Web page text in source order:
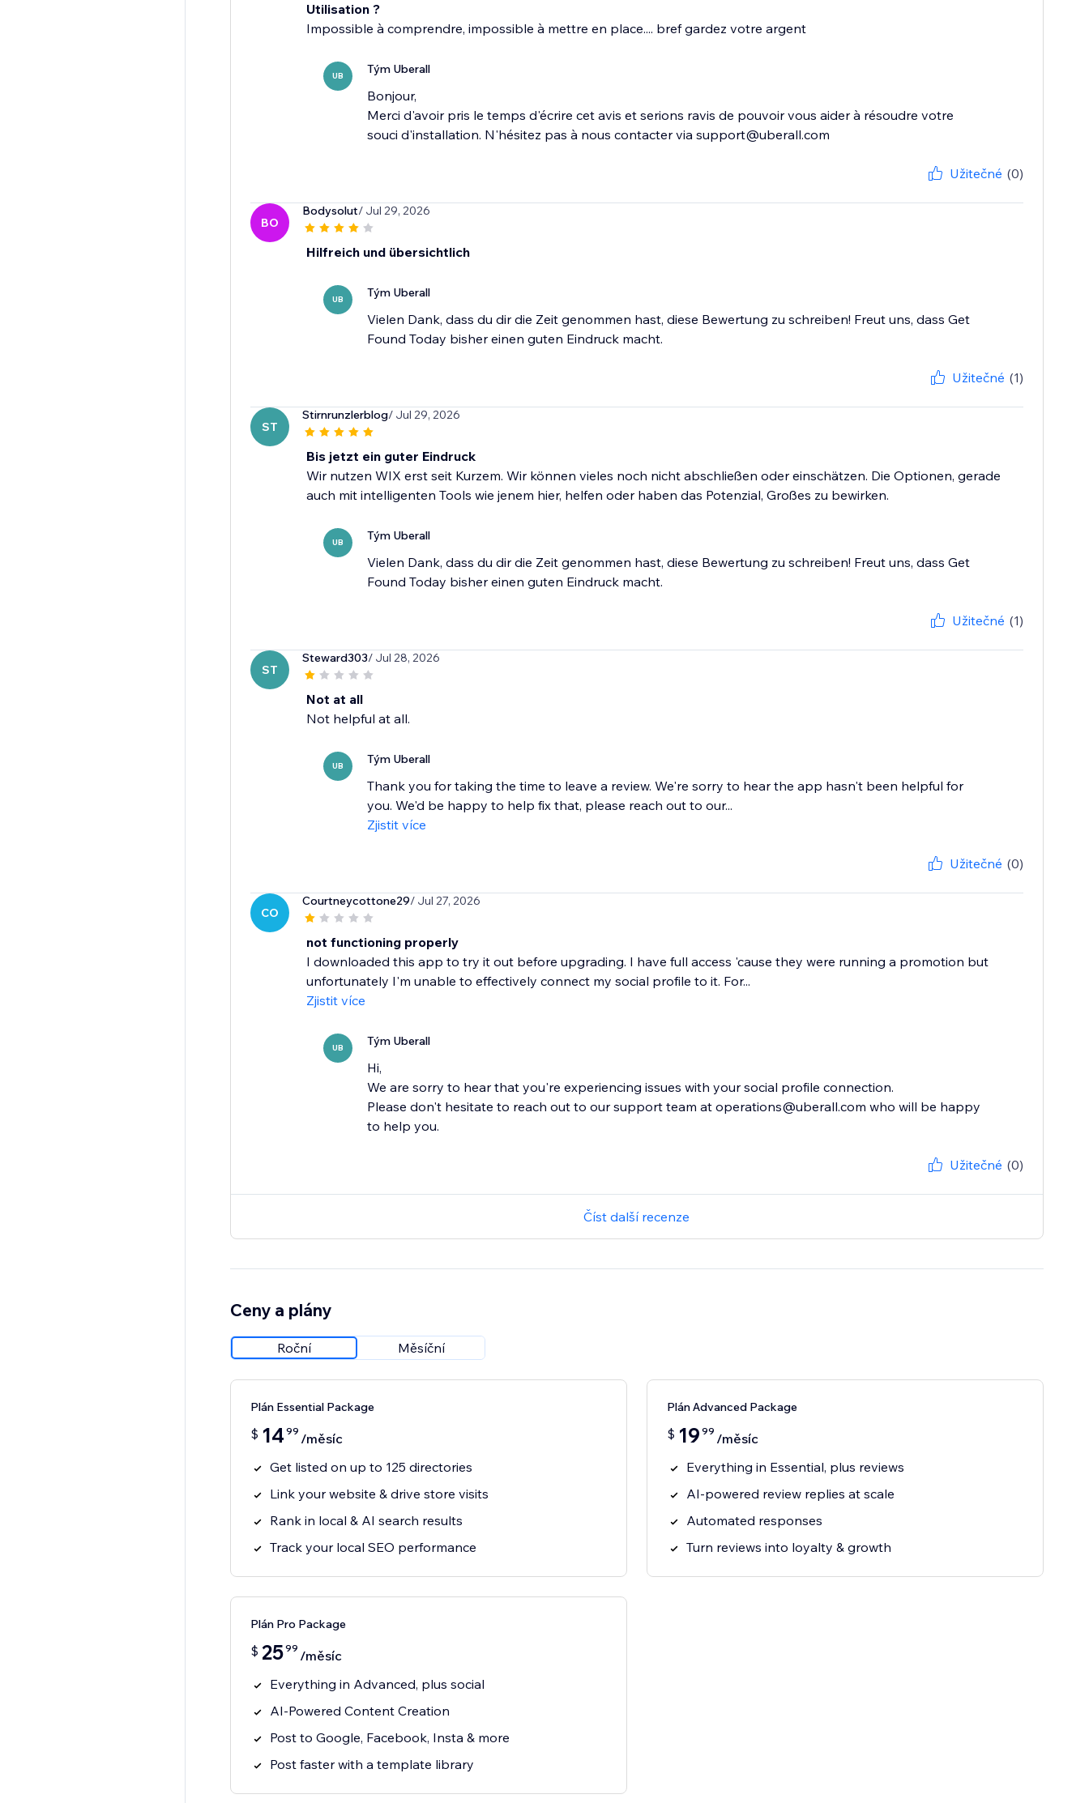
Utilisation ?
Impossible à comprendre, impossible à mettre en place.... bref gardez votre argent
UB Tým Uberall
Bonjour,
Merci d'avoir pris le temps d'écrire cet avis et serions ravis de pouvoir vous aider à résoudre votre
souci d'installation. N'hésitez pas à nous contacter via support@uberall.com
Užitečné (0)
BO
Bodysolut/ Jul 29, 2026
Hilfreich und übersichtlich
UB Tým Uberall
Vielen Dank, dass du dir die Zeit genommen hast, diese Bewertung zu schreiben! Freut uns, dass Get
Found Today bisher einen guten Eindruck macht.
Užitečné (1)
ST
Stirnrunzlerblog/ Jul 29, 2026
Bis jetzt ein guter Eindruck
Wir nutzen WIX erst seit Kurzem. Wir können vieles noch nicht abschließen oder einschätzen. Die Optionen, gerade
auch mit intelligenten Tools wie jenem hier, helfen oder haben das Potenzial, Großes zu bewirken.
UB Tým Uberall
Vielen Dank, dass du dir die Zeit genommen hast, diese Bewertung zu schreiben! Freut uns, dass Get
Found Today bisher einen guten Eindruck macht.
Užitečné (1)
ST
Steward303/ Jul 28, 2026
Not at all
Not helpful at all.
UB Tým Uberall
Thank you for taking the time to leave a review. We're sorry to hear the app hasn't been helpful for
you. We'd be happy to help fix that, please reach out to our...
Zjistit více
Užitečné (0)
CO
Courtneycottone29/ Jul 27, 2026
not functioning properly
I downloaded this app to try it out before upgrading. I have full access 'cause they were running a promotion but
unfortunately I'm unable to effectively connect my social profile to it. For...
Zjistit více
UB Tým Uberall
Hi,
We are sorry to hear that you're experiencing issues with your social profile connection.
Please don't hesitate to reach out to our support team at operations@uberall.com who will be happy
to help you.
Užitečné (0)
Číst další recenze
Ceny a plány
Roční Měsíční
Plán Essential Package
$ 14 99 /měsíc
Get listed on up to 125 directories
Link your website & drive store visits
Rank in local & AI search results
Track your local SEO performance
Plán Advanced Package
$ 19 99 /měsíc
Everything in Essential, plus reviews
AI-powered review replies at scale
Automated responses
Turn reviews into loyalty & growth
Plán Pro Package
$ 2599 /měsíc
Everything in Advanced, plus social
AI-Powered Content Creation
Post to Google, Facebook, Insta & more
Post faster with a template library